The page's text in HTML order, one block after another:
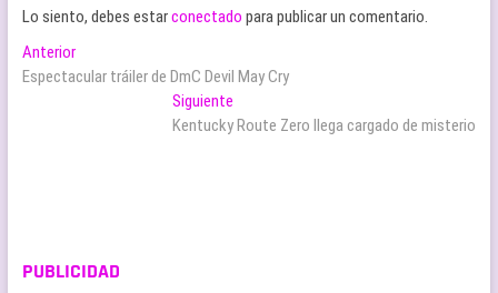
Lo siento, debes estarconectado para publicar un comentario.
Navegación
de
AnteriorEntrada
anterior:
Espectacular tráiler de DmC Devil May Cry
Siguiente
siguiente:
Kentucky Route Zero llega cargado de misterio
PUBLICIDAD